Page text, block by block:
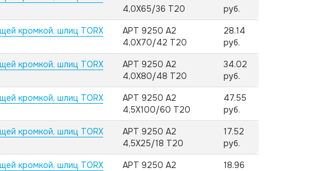
4,0X65/36 T20
руб.
кромкой, шлиц TORX
АРТ 9250 А2
4,0X70/42 T20
28.14
руб.
кромкой, шлиц TORX
АРТ 9250 А2
4,0X80/48 T20
34.02
руб.
кромкой, шлиц TORX
АРТ 9250 А2
4,5X100/60 T20
47.55
руб.
кромкой, шлиц TORX
АРТ 9250 А2
4,5X25/18 T20
17.52
руб.
кромкой, шлиц TORX
АРТ 9250 А2
18.96